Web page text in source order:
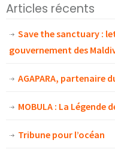
Articles récents
Save the sanctuary :
gouvernement des
AGAPARA, partenaire
MOBULA : La Légende
Tribune pour l’océan